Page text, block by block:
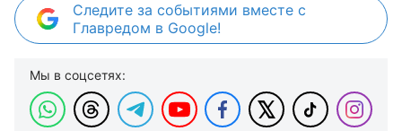
Следите за событиями вместе с
Главредом в Google!
Мы в соцсетях: